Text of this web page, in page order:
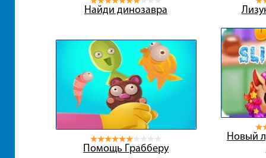
Найди динозавра
Помощь Грабберу
Новый